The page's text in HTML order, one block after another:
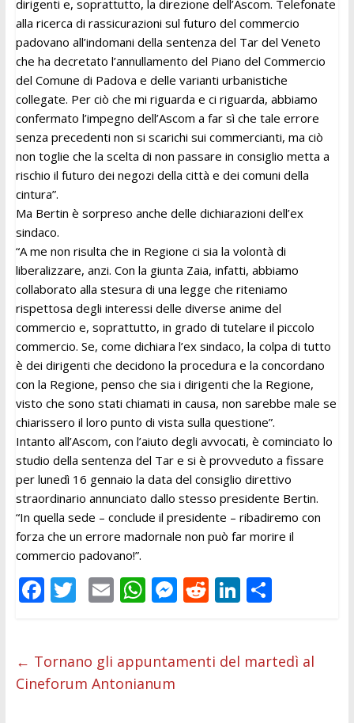
dirigenti e, soprattutto, la direzione dell’Ascom. Telefonate
alla ricerca di rassicurazioni sul futuro del commercio
padovano all’indomani della sentenza del Tar del Veneto
che ha decretato l’annullamento del Piano del Commercio
del Comune di Padova e delle varianti urbanistiche
collegate. Per ciò che mi riguarda e ci riguarda, abbiamo
confermato l’impegno dell’Ascom a far sì che tale errore
senza precedenti non si scarichi sui commercianti, ma ciò
non toglie che la scelta di non passare in consiglio metta a
rischio il futuro dei negozi della città e dei comuni della
cintura”.
Ma Bertin è sorpreso anche delle dichiarazioni dell’ex
sindaco.
“A me non risulta che in Regione ci sia la volontà di
liberalizzare, anzi. Con la giunta Zaia, infatti, abbiamo
collaborato alla stesura di una legge che riteniamo
rispettosa degli interessi delle diverse anime del
commercio e, soprattutto, in grado di tutelare il piccolo
commercio. Se, come dichiara l’ex sindaco, la colpa di tutto
è dei dirigenti che decidono la procedura e la concordano
con la Regione, penso che sia i dirigenti che la Regione,
visto che sono stati chiamati in causa, non sarebbe male se
chiarissero il loro punto di vista sulla questione”.
Intanto all’Ascom, con l’aiuto degli avvocati, è cominciato lo
studio della sentenza del Tar e si è provveduto a fissare
per lunedì 16 gennaio la data del consiglio direttivo
straordinario annunciato dallo stesso presidente Bertin.
“In quella sede – conclude il presidente – ribadiremo con
forza che un errore madornale non può far morire il
commercio padovano!”.
F
b
o
T
er
E
l
W
s
A
M
e
R
di
Li
e
C
di
← Tornano gli appuntamenti del martedì al
Cineforum Antonianum